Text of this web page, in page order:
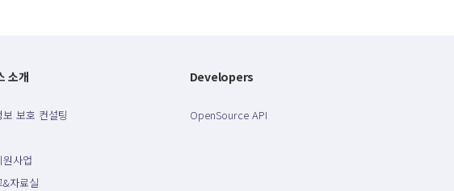
소개
보 보호 컨설팅
원사업
&자료실
Developers
OpenSource API